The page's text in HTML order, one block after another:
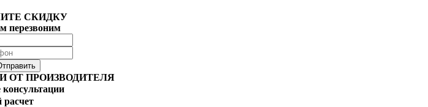
СКИДКУ
перезвоним
ОТ ПРОИЗВОДИТЕЛЯ